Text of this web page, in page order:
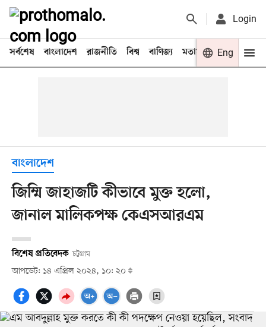
Login
সর্বশেষ বাংলাদেশ রাজনীতি বিশ্ব বাণিজ্য মতামত খেলা
Eng
বাংলাদেশ
জিম্মি জাহাজটি কীভাবে মুক্ত হলো,
জানাল মালিকপক্ষ কেএসআরএম
বিশেষ প্রতিবেদক চট্টগ্রাম
আপডেট: ১৪ এপ্রিল ২০২৪, ১০: ২০